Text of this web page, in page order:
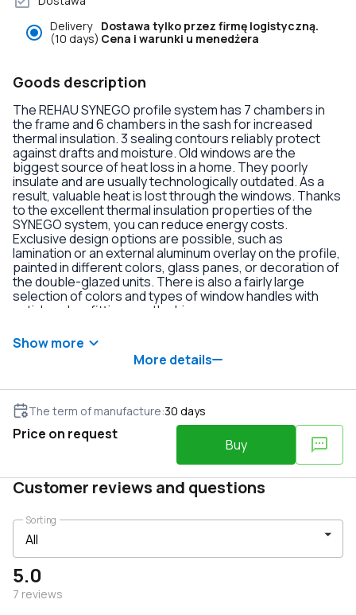
Delivery
(10 days)
Dostawa tylko przez firmę logistyczną.
Cena i warunki u menedżera
Goods description
The REHAU SYNEGO profile system has 7 chambers in
the frame and 6 chambers in the sash for increased
thermal insulation. 3 sealing contours reliably protect
against drafts and moisture. Old windows are the
biggest source of heat loss in a home. They poorly
insulate and are usually technologically outdated. As a
result, valuable heat is lost through the windows. Thanks
to the excellent thermal insulation properties of the
SYNEGO system, you can reduce energy costs.
Exclusive design options are possible, such as
lamination or an external aluminum overlay on the profile,
painted in different colors, glass panes, or decoration of
the double-glazed units. There is also a fairly large
selection of colors and types of window handles with
anti-burglary fittings on the hinges.
Show more
More details
The term of manufacture:30 days
Price on request
Buy
Customer reviews and questions
5.0
7 reviews
Sorting